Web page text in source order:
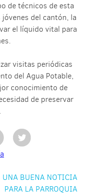
de técnicos de esta
del cantón, la
el líquido vital para
visitas periódicas
del Agua Potable,
conocimiento de
de preservar
UNA BUENA NOTICIA
PARA LA PARROQUIA